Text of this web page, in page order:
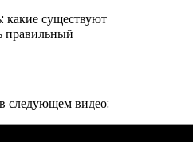
следующем видео: